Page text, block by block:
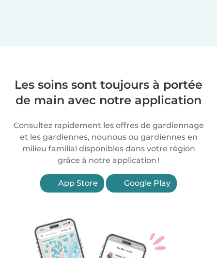
Les soins sont toujours à portée
de main avec notre application
Consultez rapidement les offres de gardiennage
et les gardiennes, nounous ou gardiennes en
milieu familial disponibles dans votre région
grâce à notre application !
App Store Google Play